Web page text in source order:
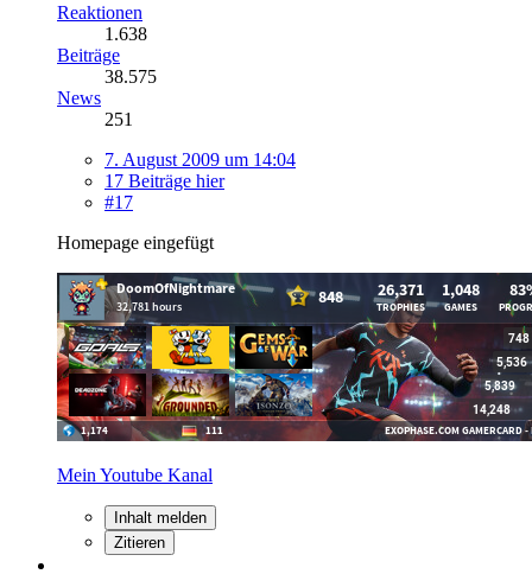
Reaktionen
1.638
Beiträge
38.575
News
251
7. August 2009 um 14:04
17 Beiträge hier
#17
Homepage eingefügt
Mein Youtube Kanal
Inhalt melden
Zitieren